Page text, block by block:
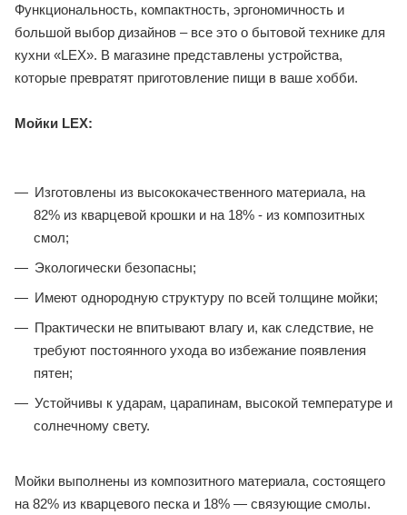
Функциональность, компактность, эргономичность и
большой выбор дизайнов – все это о бытовой технике для
кухни «LEX». В магазине представлены устройства,
которые превратят приготовление пищи в ваше хобби.
Мойки LEX:
Изготовлены из высококачественного материала, на
82% из кварцевой крошки и на 18% - из композитных
смол;
Экологически безопасны;
Имеют однородную структуру по всей толщине мойки;
Практически не впитывают влагу и, как следствие, не
требуют постоянного ухода во избежание появления
пятен;
Устойчивы к ударам, царапинам, высокой температуре и
солнечному свету.
Мойки выполнены из композитного материала, состоящего
на 82% из кварцевого песка и 18% — связующие смолы.